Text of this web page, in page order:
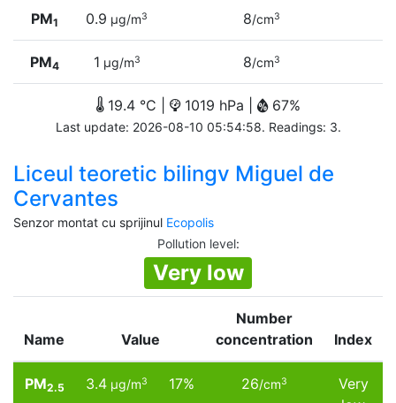
PM1 0.9 µg/m3 8/cm3
PM4 1 µg/m3 8/cm3
19.4 °C | 1019 hPa | 67%
Last update: 2026-08-10 05:54:58. Readings: 3.
Liceul teoretic bilingv Miguel de
Cervantes
Senzor montat cu sprijinul Ecopolis
Pollution level:
Very low
Name Value
Number
concentration
Index
PM2.5 3.4 µg/m3 17% 26/cm3
Very